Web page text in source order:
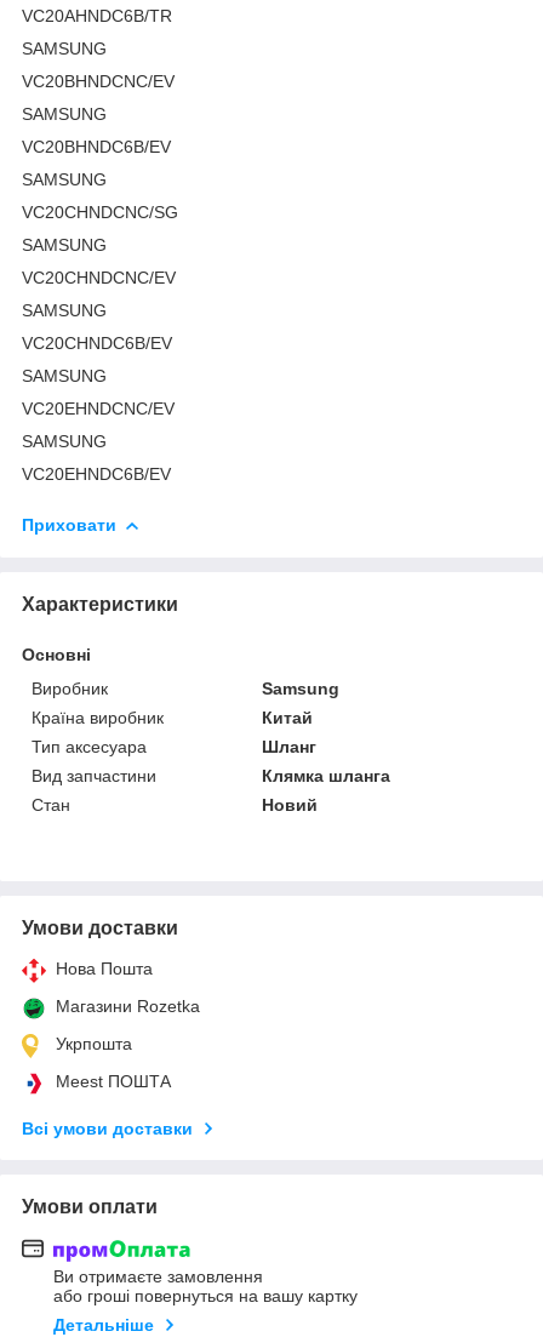
VC20AHNDC6B/TR
SAMSUNG
VC20BHNDCNC/EV
SAMSUNG
VC20BHNDC6B/EV
SAMSUNG
VC20CHNDCNC/SG
SAMSUNG
VC20CHNDCNC/EV
SAMSUNG
VC20CHNDC6B/EV
SAMSUNG
VC20EHNDCNC/EV
SAMSUNG
VC20EHNDC6B/EV
Приховати
Характеристики
Основні
Виробник
Samsung
Країна виробник
Китай
Тип аксесуара
Шланг
Вид запчастини
Клямка шланга
Стан
Новий
Умови доставки
Нова Пошта
Магазини Rozetka
Укрпошта
Meest ПОШТА
Всі умови доставки
Умови оплати
Ви отримаєте замовлення
або гроші повернуться на вашу картку
Детальніше